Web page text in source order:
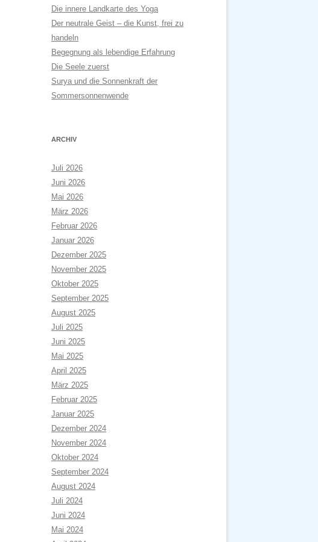
Die innere Landkarte des Yoga
Der neutrale Geist – die Kunst, frei zu
handeln
Begegnung als lebendige Erfahrung
Die Seele zuerst
Surya und die Sonnenkraft der
Sommersonnenwende
ARCHIV
Juli 2026
Juni 2026
Mai 2026
März 2026
Februar 2026
Januar 2026
Dezember 2025
November 2025
Oktober 2025
September 2025
August 2025
Juli 2025
Juni 2025
Mai 2025
April 2025
März 2025
Februar 2025
Januar 2025
Dezember 2024
November 2024
Oktober 2024
September 2024
August 2024
Juli 2024
Juni 2024
Mai 2024